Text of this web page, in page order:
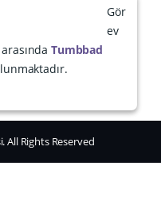
Gör
ev
Tumbbad
All Rights Reserved